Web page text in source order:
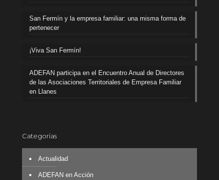
San Fermín y la empresa familiar: una misma forma de
pertenecer
¡Viva San Fermín!
ADEFAN participa en el Encuentro Anual de Directores
de las Asociaciones Territoriales de Empresa Familiar
en Llanes
Categorías
Actualidad
ADEFAN en Acción